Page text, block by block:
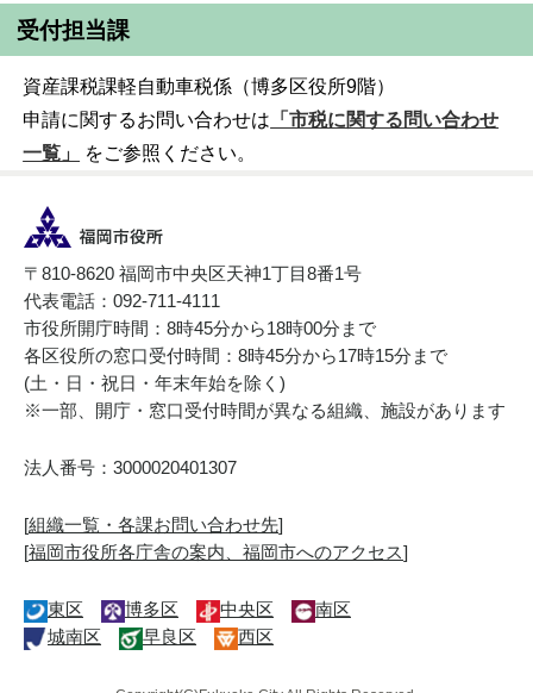
受付担当課
資産課税課軽自動車税係（博多区役所9階）
申請に関するお問い合わせは 「市税に関する問い合わせ
一覧」
をご参照ください。
〒810-8620 福岡市中央区天神1丁目8番1号
代表電話：092-711-4111
市役所開庁時間：8時45分から18時00分まで
各区役所の窓口受付時間：8時45分から17時15分まで
(土・日・祝日・年末年始を除く)
※一部、開庁・窓口受付時間が異なる組織、施設があります
法人番号：3000020401307
[組織一覧・各課お問い合わせ先]
[福岡市役所各庁舎の案内、福岡市へのアクセス]
東区 博多区 中央区
南区
城南区
早良区 西区